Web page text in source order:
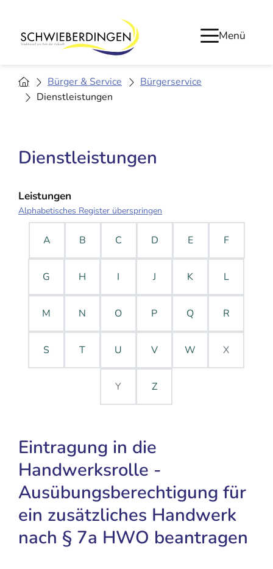
Menü
Bürger & Service
Bürgerservice
Dienstleistungen
Dienstleistungen
Leistungen
Alphabetisches Register überspringen
A B C D E F
G H I J K L
M N O P Q R
S T U V W X
Y Z
Eintragung in die
Handwerksrolle -
Ausübungsberechtigung für
ein zusätzliches Handwerk
nach § 7a HWO beantragen